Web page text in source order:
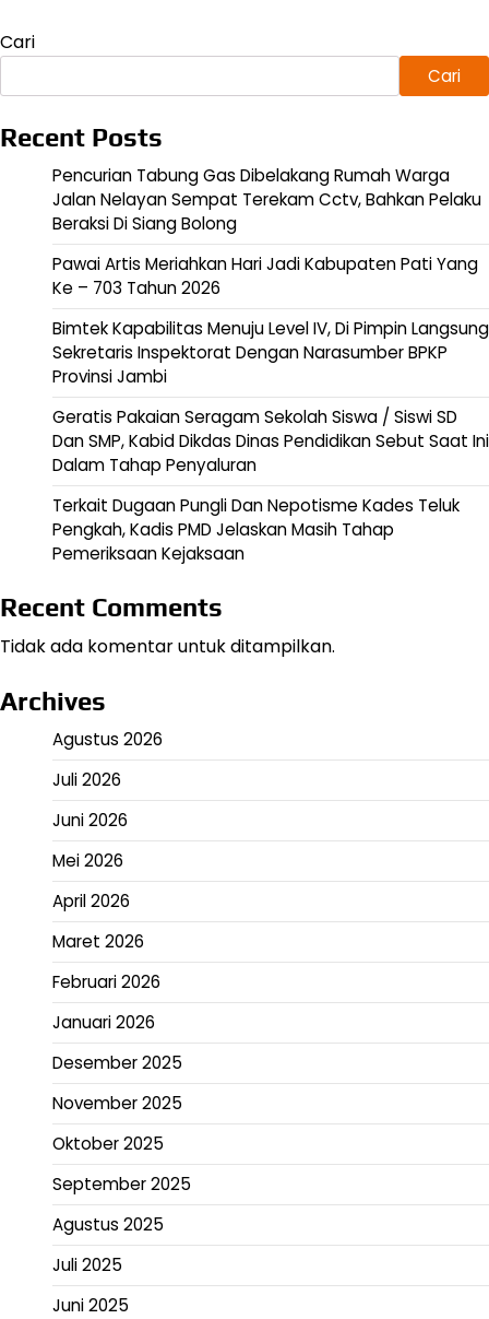
Cari
Cari
Recent Posts
Pencurian Tabung Gas Dibelakang Rumah Warga
Jalan Nelayan Sempat Terekam Cctv, Bahkan Pelaku
Beraksi Di Siang Bolong
Pawai Artis Meriahkan Hari Jadi Kabupaten Pati Yang
Ke – 703 Tahun 2026
Bimtek Kapabilitas Menuju Level IV, Di Pimpin Langsung
Sekretaris Inspektorat Dengan Narasumber BPKP
Provinsi Jambi
Geratis Pakaian Seragam Sekolah Siswa / Siswi SD
Dan SMP, Kabid Dikdas Dinas Pendidikan Sebut Saat Ini
Dalam Tahap Penyaluran
Terkait Dugaan Pungli Dan Nepotisme Kades Teluk
Pengkah, Kadis PMD Jelaskan Masih Tahap
Pemeriksaan Kejaksaan
Recent Comments
Tidak ada komentar untuk ditampilkan.
Archives
Agustus 2026
Juli 2026
Juni 2026
Mei 2026
April 2026
Maret 2026
Februari 2026
Januari 2026
Desember 2025
November 2025
Oktober 2025
September 2025
Agustus 2025
Juli 2025
Juni 2025